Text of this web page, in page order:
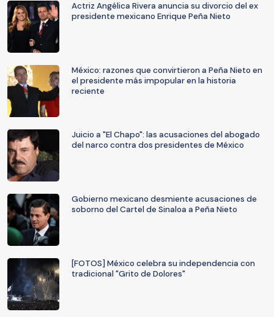
Actriz Angélica Rivera anuncia su divorcio del ex
presidente mexicano Enrique Peña Nieto
México: razones que convirtieron a Peña Nieto en
el presidente más impopular en la historia
reciente
Juicio a "El Chapo": las acusaciones del abogado
del narco contra dos presidentes de México
Gobierno mexicano desmiente acusaciones de
soborno del Cartel de Sinaloa a Peña Nieto
[FOTOS] México celebra su independencia con
tradicional "Grito de Dolores"